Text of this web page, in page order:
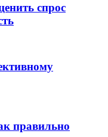
спрос
правильно